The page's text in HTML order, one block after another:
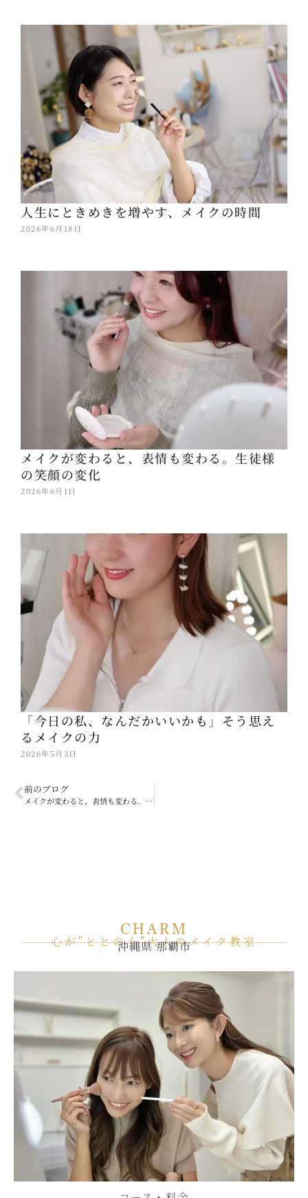
人生にときめきを増やす、メイクの時間
2026年6月18日
メイクが変わると、表情も変わる。生徒様
の笑顔の変化
2026年6月1日
「今日の私、なんだかいいかも」そう思え
るメイクの力
2026年5月3日
前のブログ
メイクが変わると、表情も変わる。生徒様の笑顔の変化
CHARM
心が"ととのう"大人のメイク教室
沖縄県 那覇市